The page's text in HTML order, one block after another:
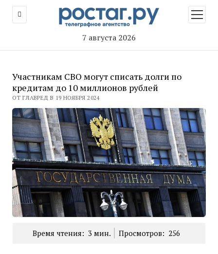
7 августа 2026
меню
Участникам СВО могут списать долги по
кредитам до 10 миллионов рублей
ОТ ГЛАВРЕД В 19 НОЯБРЯ 2024
Время чтения: 3 мин. Просмотров: 256